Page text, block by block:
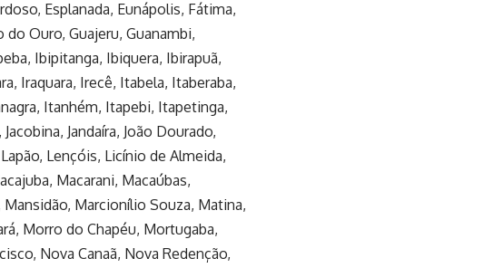
Esplanada, Eunápolis, Fátima,
Ouro, Guajeru, Guanambi,
Ibipitanga, Ibiquera, Ibirapuã,
Iraquara, Irecê, Itabela, Itaberaba,
Itanhém, Itapebi, Itapetinga,
Jandaíra, João Dourado,
Lençóis, Licínio de Almeida,
Macarani, Macaúbas,
Marcionílio Souza, Matina,
Morro do Chapéu, Mortugaba,
Nova Canaã, Nova Redenção,